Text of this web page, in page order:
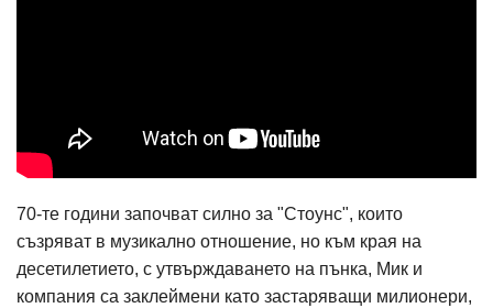
70-те години започват силно за "Стоунс", които
съзряват в музикално отношение, но към края на
десетилетието, с утвърждаването на пънка, Мик и
компания са заклеймени като застаряващи милионери,